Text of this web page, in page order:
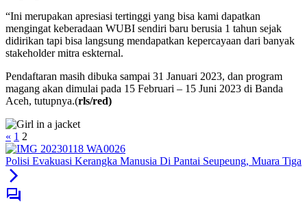
“Ini merupakan apresiasi tertinggi yang bisa kami dapatkan
mengingat keberadaan WUBI sendiri baru berusia 1 tahun sejak
didirikan tapi bisa langsung mendapatkan kepercayaan dari banyak
stakeholder mitra eskternal.
Pendaftaran masih dibuka sampai 31 Januari 2023, dan program
magang akan dimulai pada 15 Februari – 15 Juni 2023 di Banda
Aceh, tutupnya.(rls/red)
« 1 2
Polisi Evakuasi Kerangka Manusia Di Pantai Seupeung, Muara Tiga